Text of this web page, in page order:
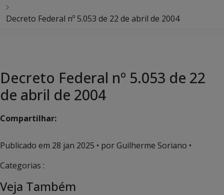
Decreto Federal nº 5.053 de 22 de abril de 2004
Decreto Federal nº 5.053 de 22
de abril de 2004
Compartilhar:
Publicado em 28 jan 2025 • por Guilherme Soriano •
Categorias :
Veja Também